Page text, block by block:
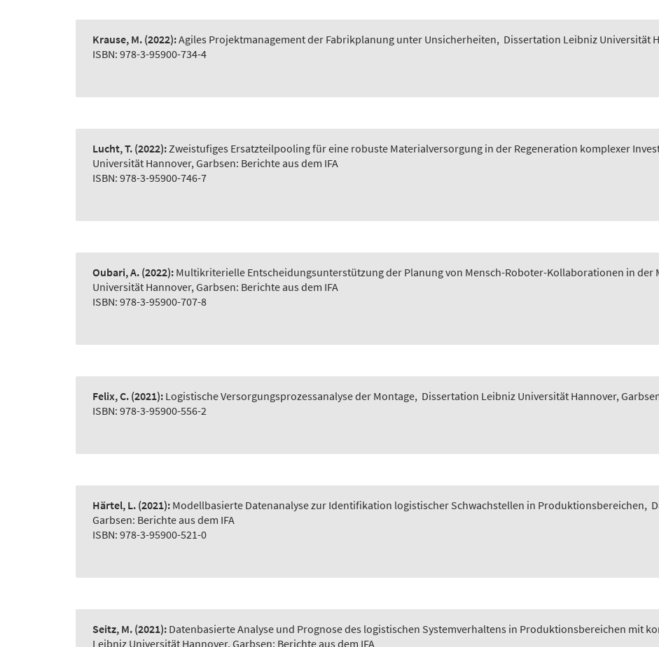
Krause, M. (2022):Agiles Projektmanagement der Fabrikplanung unter Unsicherheiten, Dissertation Leibniz Universität
ISBN: 978-3-95900-734-4
Lucht, T. (2022):Zweistufiges Ersatzteilpooling für eine robuste Materialversorgung in der Regeneration komplexer
Universität Hannover, Garbsen: Berichte aus dem IFA
ISBN: 978-3-95900-746-7
Oubari, A. (2022): Multikriterielle Entscheidungsunterstützung der Planung von Mensch-Roboter-Kollaborationen in der
Universität Hannover, Garbsen: Berichte aus dem IFA
ISBN: 978-3-95900-707-8
Felix, C. (2021): Logistische Versorgungsprozessanalyse der Montage, Dissertation Leibniz Universität Hannover,
ISBN: 978-3-95900-556-2
Härtel, L. (2021): Modellbasierte Datenanalyse zur Identifikation logistischer Schwachstellen in Produktionsbereichen,
Garbsen: Berichte aus dem IFA
ISBN: 978-3-95900-521-0
Seitz, M. (2021): Datenbasierte Analyse und Prognose des logistischen Systemverhaltens in Produktionsbereichen mit
Leibniz Universität Hannover, Garbsen: Berichte aus dem IFA